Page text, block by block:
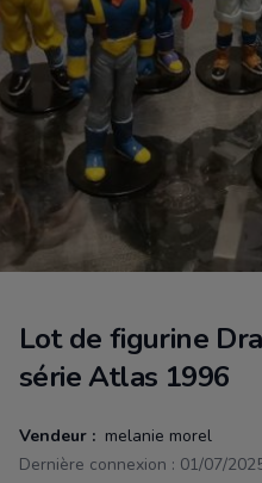
Lot de figurine
série Atlas 1996
Vendeur : melanie morel
Dernière connexion : 01/07/